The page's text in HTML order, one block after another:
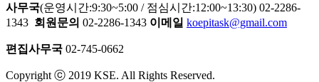
사무국(운영시간:9:30~5:00 / 점심시간:12:00~13:30) 02-2286-
1343 회원문의 02-2286-1343 이메일 koepitask@gmail.com
편집사무국 02-745-0662
Copyright ⓒ 2019 KSE. All Rights Reserved.